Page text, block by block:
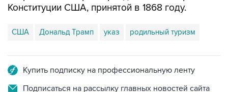
США Дональд Трамп указ родильный туризм
Подписаться на рассылку главных новостей сайта
Получать оперативные новости в официальном